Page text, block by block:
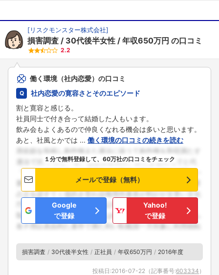
[リスクモンスター株式会社]
損害調査 30代後半女性 年収650万円 の口コミ
2.2
働く環境（社内恋愛）の口コミ
社内恋愛の寛容さとそのエピソード
割と寛容と感じる。
社員同士で付き合って結婚した人もいます。
飲み会もよくあるので仲良くなれる機会は多いと思います。
あと、社風とかでは ... 働く環境の口コミの続きを読む
１分で無料登録して、60万社の口コミをチェック
メールで登録（無料）
Google
で登録
Yahoo!
で登録
損害調査 30代後半女性 正社員 年収650万円 2016年度
投稿日:2016-07-22 （記事番号:603334 ）